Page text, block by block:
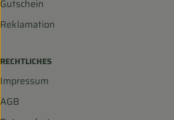
Gutschein
Reklamation
RECHTLICHES
Impressum
AGB